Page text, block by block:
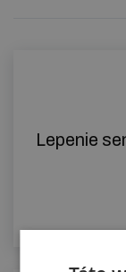
Lepenie